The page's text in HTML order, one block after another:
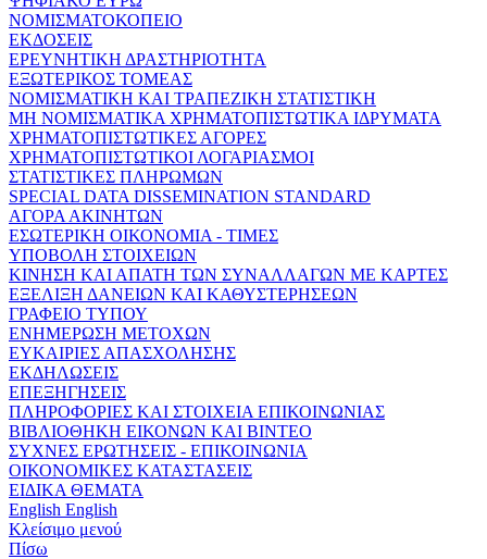
ΝΟΜΙΣΜΑΤΟΚΟΠΕΙΟ
ΕΚΔΟΣΕΙΣ
ΕΡΕΥΝΗΤΙΚΗ ΔΡΑΣΤΗΡΙΟΤΗΤΑ
ΕΞΩΤΕΡΙΚΟΣ ΤΟΜΕΑΣ
ΝΟΜΙΣΜΑΤΙΚΗ ΚΑΙ ΤΡΑΠΕΖΙΚΗ ΣΤΑΤΙΣΤΙΚΗ
ΜΗ ΝΟΜΙΣΜΑΤΙΚΑ ΧΡΗΜΑΤΟΠΙΣΤΩΤΙΚΑ ΙΔΡΥΜΑΤΑ
ΧΡΗΜΑΤΟΠΙΣΤΩΤΙΚΕΣ ΑΓΟΡΕΣ
ΧΡΗΜΑΤΟΠΙΣΤΩΤΙΚΟΙ ΛΟΓΑΡΙΑΣΜΟΙ
ΣΤΑΤΙΣΤΙΚΕΣ ΠΛΗΡΩΜΩΝ
SPECIAL DATA DISSEMINATION STANDARD
ΑΓΟΡΑ ΑΚΙΝΗΤΩΝ
ΕΣΩΤΕΡΙΚΗ ΟΙΚΟΝΟΜΙΑ - ΤΙΜΕΣ
ΥΠΟΒΟΛΗ ΣΤΟΙΧΕΙΩΝ
ΚΙΝΗΣΗ ΚΑΙ ΑΠΑΤΗ ΤΩΝ ΣΥΝΑΛΛΑΓΩΝ ΜΕ ΚΑΡΤΕΣ
ΕΞΕΛΙΞΗ ΔΑΝΕΙΩΝ ΚΑΙ ΚΑΘΥΣΤΕΡΗΣΕΩΝ
ΓΡΑΦΕΙΟ ΤΥΠΟΥ
ΕΝΗΜΕΡΩΣΗ ΜΕΤΟΧΩΝ
ΕΥΚΑΙΡΙΕΣ ΑΠΑΣΧΟΛΗΣΗΣ
ΕΚΔΗΛΩΣΕΙΣ
ΕΠΕΞΗΓΗΣΕΙΣ
ΠΛΗΡΟΦΟΡΙΕΣ ΚΑΙ ΣΤΟΙΧΕΙΑ ΕΠΙΚΟΙΝΩΝΙΑΣ
ΒΙΒΛΙΟΘΗΚΗ ΕΙΚΟΝΩΝ ΚΑΙ ΒΙΝΤΕΟ
ΣΥΧΝΕΣ ΕΡΩΤΗΣΕΙΣ - ΕΠΙΚΟΙΝΩΝΙΑ
ΟΙΚΟΝΟΜΙΚΕΣ ΚΑΤΑΣΤΑΣΕΙΣ
ΕΙΔΙΚΑ ΘΕΜΑΤΑ
English English
Κλείσιμο μενού
Πίσω